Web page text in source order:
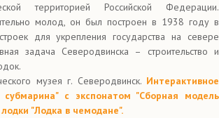
территорией Российской Федерации.
молод, он был построен в 1938 году в
для укрепления государства на севере
задача Северодвинска – строительство и
музея г. Северодвинск. Интерактивное
субмарина" с экспонатом "Сборная модель
"Лодка в чемодане".